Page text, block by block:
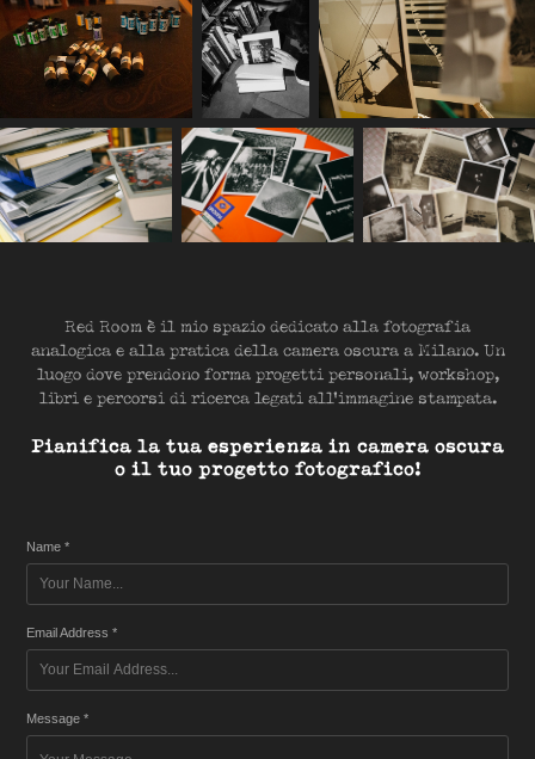
Red Room è il mio spazio dedicato alla fotografia
analogica e alla pratica della camera oscura a Milano. Un
luogo dove prendono forma progetti personali, workshop,
libri e percorsi di ricerca legati all'immagine stampata.
Pianifica la tua esperienza in camera oscura
o il tuo progetto fotografico!
Name *
Email Address *
Message *